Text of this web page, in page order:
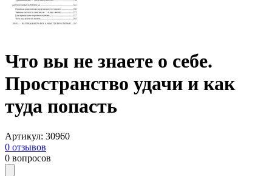
Что вы не знаете о себе.
Пространство удачи и как
туда попасть
Артикул: 30960
0 отзывов
0 вопросов